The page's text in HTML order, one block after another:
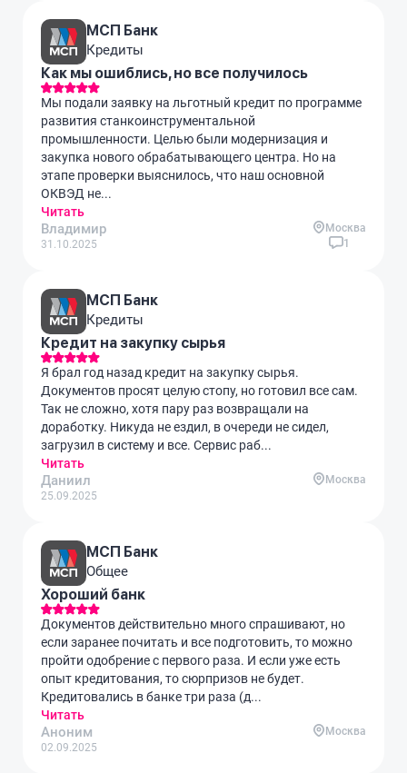
МСП Банк
Кредиты
Как мы ошиблись, но все получилось
Мы подали заявку на льготный кредит по программе
развития станкоинструментальной
промышленности. Целью были модернизация и
закупка нового обрабатывающего центра. Но на
этапе проверки выяснилось, что наш основной
ОКВЭД не...
Читать
Владимир
31.10.2025
Москва
1
МСП Банк
Кредиты
Кредит на закупку сырья
Я брал год назад кредит на закупку сырья.
Документов просят целую стопу, но готовил все сам.
Так не сложно, хотя пару раз возвращали на
доработку. Никуда не ездил, в очереди не сидел,
загрузил в систему и все. Сервис раб...
Читать
Даниил
25.09.2025
Москва
МСП Банк
Общее
Хороший банк
Документов действительно много спрашивают, но
если заранее почитать и все подготовить, то можно
пройти одобрение с первого раза. И если уже есть
опыт кредитования, то сюрпризов не будет.
Кредитовались в банке три раза (д...
Читать
Аноним
02.09.2025
Москва